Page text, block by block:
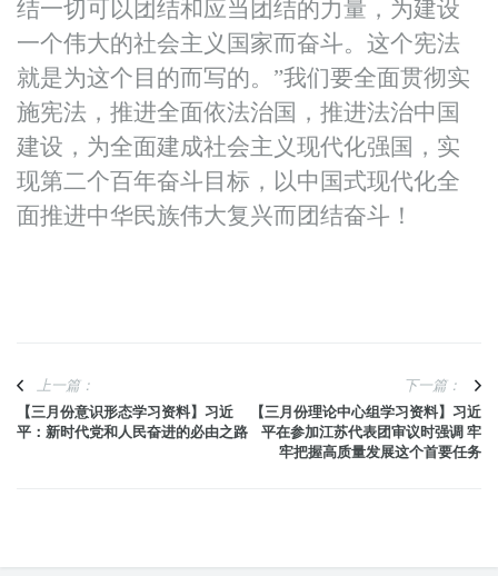
结一切可以团结和应当团结的力量，为建设
一个伟大的社会主义国家而奋斗。这个宪法
就是为这个目的而写的。”我们要全面贯彻实
施宪法，推进全面依法治国，推进法治中国
建设，为全面建成社会主义现代化强国，实
现第二个百年奋斗目标，以中国式现代化全
面推进中华民族伟大复兴而团结奋斗！
上一篇：
【三月份意识形态学习资料】习近
平：新时代党和人民奋进的必由之路
下一篇：
【三月份理论中心组学习资料】习近
平在参加江苏代表团审议时强调 牢
牢把握高质量发展这个首要任务